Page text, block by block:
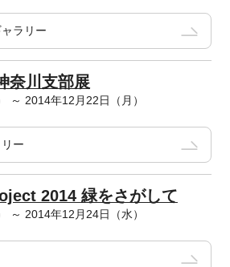
ラリー
奈川支部展
～ 2014年12月22日（月）
ー
2014 緑をさがして
～ 2014年12月24日（水）